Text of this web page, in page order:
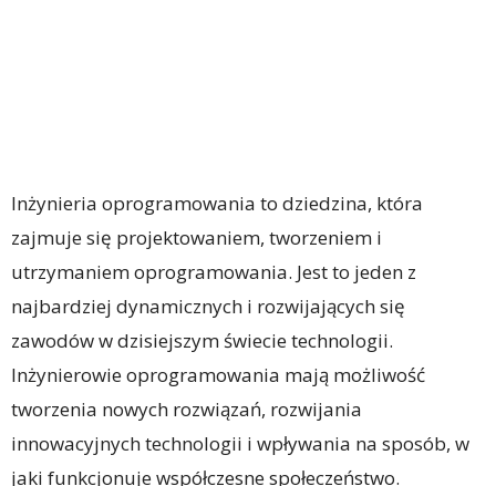
Inżynieria oprogramowania to dziedzina, która
zajmuje się projektowaniem, tworzeniem i
utrzymaniem oprogramowania. Jest to jeden z
najbardziej dynamicznych i rozwijających się
zawodów w dzisiejszym świecie technologii.
Inżynierowie oprogramowania mają możliwość
tworzenia nowych rozwiązań, rozwijania
innowacyjnych technologii i wpływania na sposób, w
jaki funkcjonuje współczesne społeczeństwo.